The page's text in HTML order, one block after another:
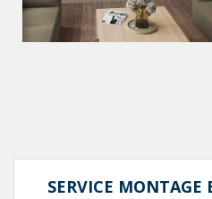
SERVICE